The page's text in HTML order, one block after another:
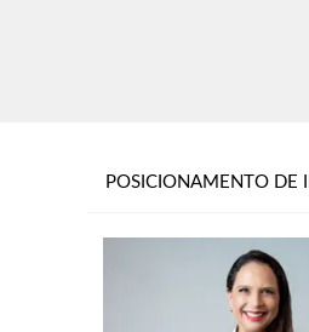
POSICIONAMENTO DE